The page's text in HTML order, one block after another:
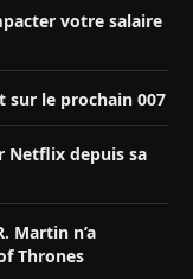
votre salaire
sur le prochain 007
Netflix depuis sa
Martin n’a
Thrones